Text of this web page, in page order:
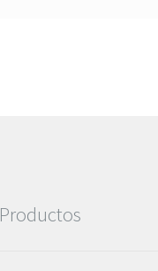
Productos